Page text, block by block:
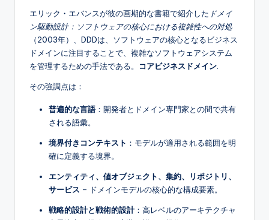
エリック・エバンスが彼の画期的な書籍で紹介した ドメイ
ン駆動設計：ソフトウェアの核心における複雑性への対処
（2003年）、DDDは、ソフトウェアの核心となるビジネス
ドメインに注目することで、複雑なソフトウェアシステム
を管理するための手法である。
コアビジネスドメイン
その強調点は：
普遍的な言語：開発者とドメイン専門家との間で共有
される語彙。
境界付きコンテキスト ：モデルが適用される範囲を明
確に定義する境界。
エンティティ、値オブジェクト、集約、リポジトリ、
サービス – ドメインモデルの核心的な構成要素。
戦略的設計と戦術的設計：高レベルのアーキテクチャ